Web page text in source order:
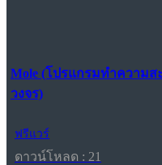
Mole (โปรแกรมทำความส
วงจร)
ฟรีแวร์
ดาวน์โหลด : 21